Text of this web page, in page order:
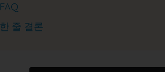
FAQ
한 줄 결론